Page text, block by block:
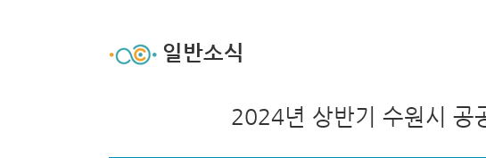
일반소식
2024년 상반기 수원시 공